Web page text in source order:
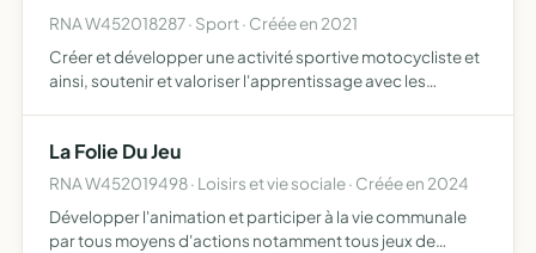
RNA W452018287 · Sport · Créée en 2021
Créer et développer une activité sportive motocycliste et
ainsi, soutenir et valoriser l'apprentissage avec les
La Folie Du Jeu
RNA W452019498 · Loisirs et vie sociale · Créée en 2024
Développer l'animation et participer à la vie communale
par tous moyens d'actions notamment tous jeux de